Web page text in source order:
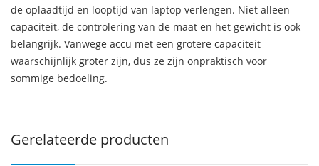
de oplaadtijd en looptijd van laptop verlengen. Niet alleen
capaciteit, de controlering van de maat en het gewicht is ook
belangrijk. Vanwege accu met een grotere capaciteit
waarschijnlijk groter zijn, dus ze zijn onpraktisch voor
sommige bedoeling.
Gerelateerde producten